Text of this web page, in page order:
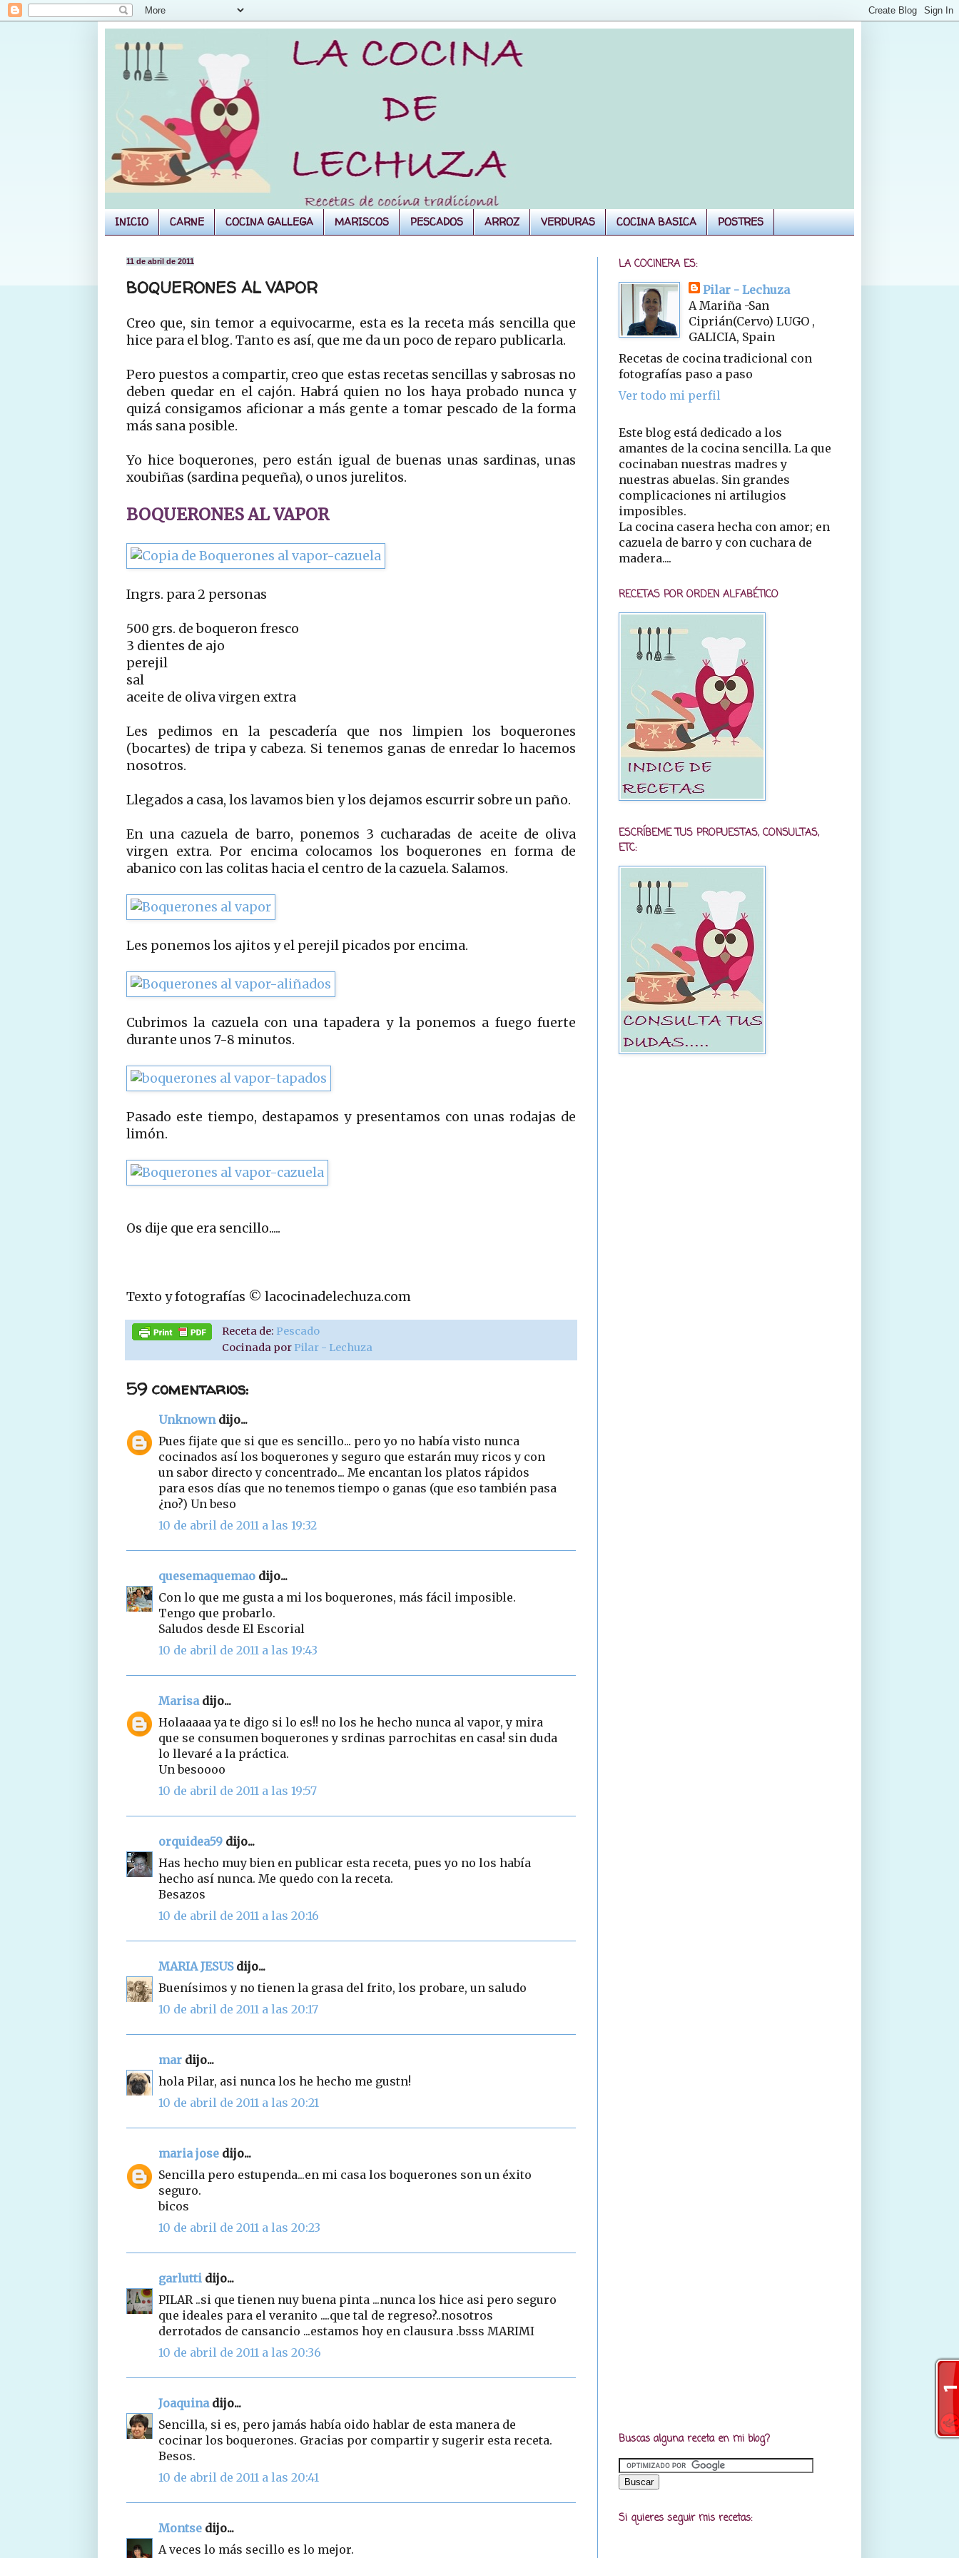
INICIO CARNE COCINA GALLEGA MARISCOS PESCADOS ARROZ VERDURAS COCINA BASICA POSTRES
11 de abril de 2011
BOQUERONES AL VAPOR
Creo que, sin temor a equivocarme, esta es la receta más sencilla que
hice para el blog. Tanto es así, que me da un poco de reparo publicarla.
Pero puestos a compartir, creo que estas recetas sencillas y sabrosas no
deben quedar en el cajón. Habrá quien no los haya probado nunca y
quizá consigamos aficionar a más gente a tomar pescado de la forma
más sana posible.
Yo hice boquerones, pero están igual de buenas unas sardinas, unas
xoubiñas (sardina pequeña), o unos jurelitos.
BOQUERONES AL VAPOR
Ingrs. para 2 personas
500 grs. de boqueron fresco
3 dientes de ajo
perejil
sal
aceite de oliva virgen extra
Les pedimos en la pescadería que nos limpien los boquerones
(bocartes) de tripa y cabeza. Si tenemos ganas de enredar lo hacemos
nosotros.
Llegados a casa, los lavamos bien y los dejamos escurrir sobre un paño.
En una cazuela de barro, ponemos 3 cucharadas de aceite de oliva
virgen extra. Por encima colocamos los boquerones en forma de
abanico con las colitas hacia el centro de la cazuela. Salamos.
Les ponemos los ajitos y el perejil picados por encima.
Cubrimos la cazuela con una tapadera y la ponemos a fuego fuerte
durante unos 7-8 minutos.
Pasado este tiempo, destapamos y presentamos con unas rodajas de
limón.
Os dije que era sencillo.....
Texto y fotografías © lacocinadelechuza.com
Receta de: Pescado
Cocinada por Pilar - Lechuza
59 comentarios:
Unknowndijo...
Pues fijate que si que es sencillo... pero yo no había visto nunca
cocinados así los boquerones y seguro que estarán muy ricos y con
un sabor directo y concentrado... Me encantan los platos rápidos
para esos días que no tenemos tiempo o ganas (que eso también pasa
¿no?) Un beso
10 de abril de 2011 a las 19:32
quesemaquemao dijo...
Con lo que me gusta a mi los boquerones, más fácil imposible.
Tengo que probarlo.
Saludos desde El Escorial
10 de abril de 2011 a las 19:43
Marisadijo...
Holaaaaa ya te digo si lo es!! no los he hecho nunca al vapor, y mira
que se consumen boquerones y srdinas parrochitas en casa! sin duda
lo llevaré a la práctica.
Un besoooo
10 de abril de 2011 a las 19:57
orquidea59 dijo...
Has hecho muy bien en publicar esta receta, pues yo no los había
hecho así nunca. Me quedo con la receta.
Besazos
10 de abril de 2011 a las 20:16
MARIA JESUSdijo...
Buenísimos y no tienen la grasa del frito, los probare, un saludo
10 de abril de 2011 a las 20:17
mar dijo...
hola Pilar, asi nunca los he hecho me gustn!
10 de abril de 2011 a las 20:21
maria jose dijo...
Sencilla pero estupenda...en mi casa los boquerones son un éxito
seguro.
bicos
10 de abril de 2011 a las 20:23
garlutti dijo...
PILAR ..si que tienen nuy buena pinta ...nunca los hice asi pero seguro
que ideales para el veranito ....que tal de regreso?..nosotros
derrotados de cansancio ...estamos hoy en clausura .bsss MARIMI
10 de abril de 2011 a las 20:36
Joaquinadijo...
Sencilla, si es, pero jamás había oido hablar de esta manera de
cocinar los boquerones. Gracias por compartir y sugerir esta receta.
Besos.
10 de abril de 2011 a las 20:41
Montse dijo...
A veces lo más secillo es lo mejor.
LA COCINERA ES:
Pilar - Lechuza
A Mariña -San
Ciprián(Cervo) LUGO ,
GALICIA, Spain
Recetas de cocina tradicional con
fotografías paso a paso
Ver todo mi perfil
Este blog está dedicado a los
amantes de la cocina sencilla. La que
cocinaban nuestras madres y
nuestras abuelas. Sin grandes
complicaciones ni artilugios
imposibles.
La cocina casera hecha con amor; en
cazuela de barro y con cuchara de
madera....
RECETAS POR ORDEN ALFABÉTICO
ESCRÍBEME TUS PROPUESTAS, CONSULTAS,
ETC:
Buscas alguna receta en mi blog?
Si quieres seguir mis recetas: